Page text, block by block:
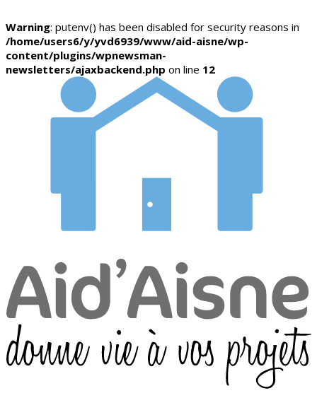
Warning: putenv() has been disabled for security reasons in
/home/users6/y/yvd6939/www/aid-aisne/wp-
content/plugins/wpnewsman-
newsletters/ajaxbackend.php on line 12